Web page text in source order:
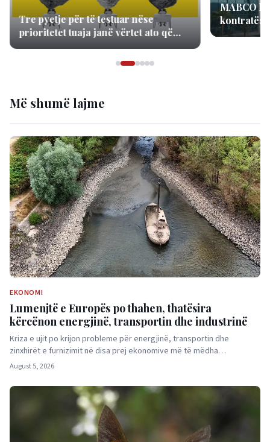
MABCO kundërshton zgjidhjen e
kontratës për Aeroportin e Vlorës
dhe paralajmëron arbitrazh
ndërkombëtar
Më shumë lajme
EKONOMI
Lumenjtë e Europës po thahen, thatësira
kërcënon energjinë, transportin dhe industrinë
Kriza e ujit po krijon probleme për energjinë, transportin dhe
zinxhirët e furnizimit në disa prej ekonomive më të mëdha…
August 5, 2026